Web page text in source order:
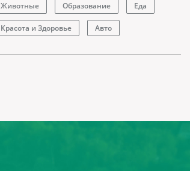
Животные Образование Еда
Красота и Здоровье Авто